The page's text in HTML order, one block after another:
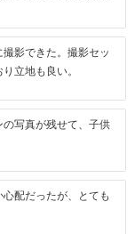
影できた。撮影セッ
立地も良い。
写真が残せて、子供
配だったが、とても